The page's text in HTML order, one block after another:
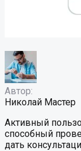
Автор:
Николай Мастер
Активный
способный
дать